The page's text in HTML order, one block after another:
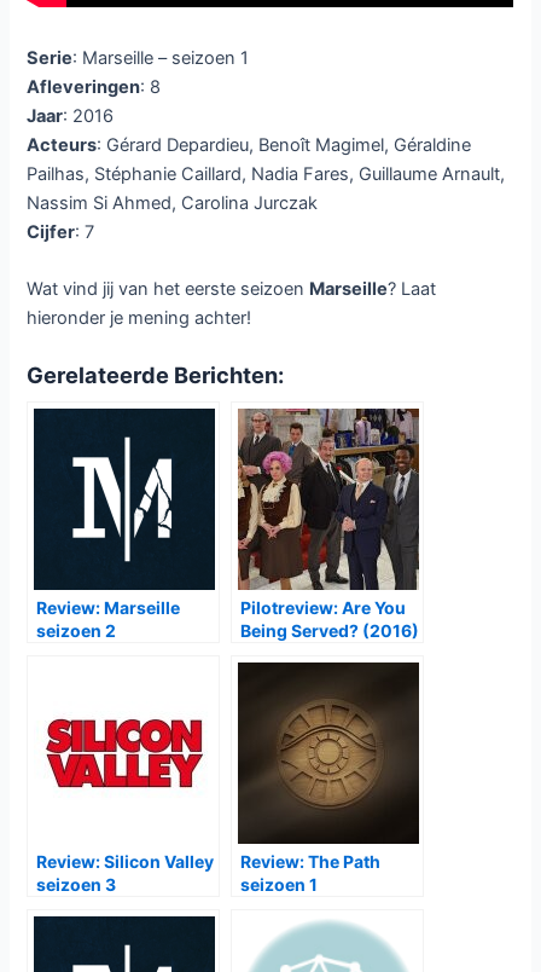
Serie: Marseille – seizoen 1
Afleveringen: 8
Jaar: 2016
Acteurs: Gérard Depardieu, Benoît Magimel, Géraldine
Pailhas, Stéphanie Caillard, Nadia Fares, Guillaume Arnault,
Nassim Si Ahmed, Carolina Jurczak
Cijfer: 7
Wat vind jij van het eerste seizoen Marseille? Laat
hieronder je mening achter!
Gerelateerde Berichten:
Review: Marseille
seizoen 2
Pilotreview: Are You
Being Served? (2016)
Review: Silicon Valley
seizoen 3
Review: The Path
seizoen 1